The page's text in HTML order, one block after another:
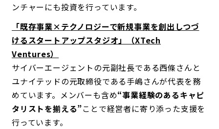
ンチャーにも投資を行っています。
「既存事業×テクノロジーで新規事業を創出しつづ
けるスタートアップスタジオ」（XTech
Ventures）
サイバーエージェントの元副社長である西條さんと
ユナイテッドの元取締役である手嶋さんが代表を務
めています。メンバーも含め“事業経験のあるキャピ
タリストを揃える”ことで経営者に寄り添った支援を
行っています。